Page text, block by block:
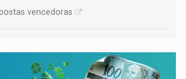
vencedoras